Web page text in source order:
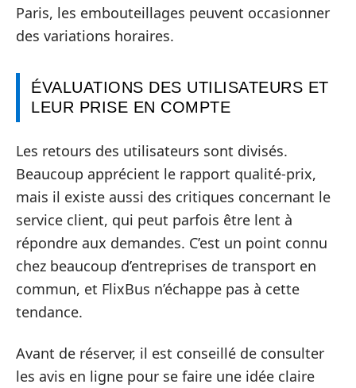
Paris, les embouteillages peuvent occasionner
des variations horaires.
ÉVALUATIONS DES UTILISATEURS ET
LEUR PRISE EN COMPTE
Les retours des utilisateurs sont divisés.
Beaucoup apprécient le rapport qualité-prix,
mais il existe aussi des critiques concernant le
service client, qui peut parfois être lent à
répondre aux demandes. C’est un point connu
chez beaucoup d’entreprises de transport en
commun, et FlixBus n’échappe pas à cette
tendance.
Avant de réserver, il est conseillé de consulter
les avis en ligne pour se faire une idée claire